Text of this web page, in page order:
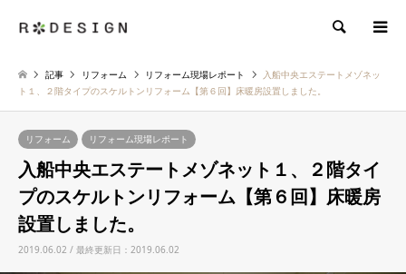
検索
記事 リフォーム リフォーム現場レポート
入船中央エステートメゾネッ
ト１、２階タイプのスケルトンリフォーム【第６回】床暖房設置しました。
リフォーム リフォーム現場レポート
入船中央エステートメゾネット１、２階タイ
プのスケルトンリフォーム【第６回】床暖房
設置しました。
2019.06.02 / 最終更新日：2019.06.02